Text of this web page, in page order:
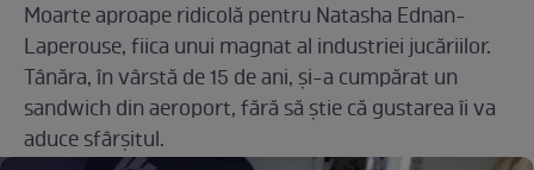
Moarte aproape ridicolă pentru Natasha Ednan-
Laperouse, fiica unui magnat al industriei jucăriilor.
Tânăra, în vârstă de 15 de ani, și-a cumpărat un
sandwich din aeroport, fără să știe că gustarea îi va
aduce sfârșitul.